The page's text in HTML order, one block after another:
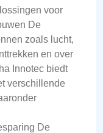
voor
De
zoals lucht,
en over
Innotec biedt
verschillende
De